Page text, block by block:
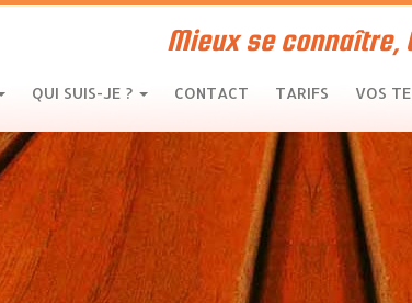
Mieux se connaître,
QUI SUIS-JE ? CONTACT TARIFS VOS